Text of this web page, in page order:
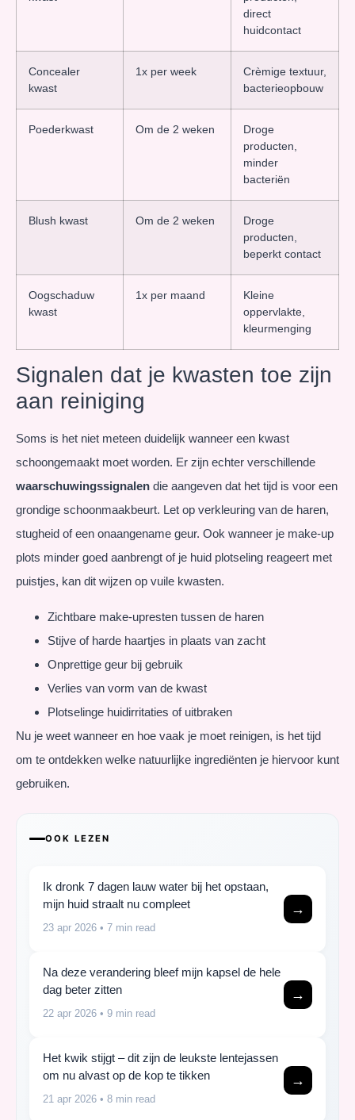
direct
huidcontact
Concealer
kwast
1x per week
Crèmige textuur,
bacterieopbouw
Poederkwast Om de 2 weken
Droge
producten,
minder
bacteriën
Blush kwast Om de 2 weken
Droge
producten,
beperkt contact
Oogschaduw
kwast
1x per maand
Kleine
oppervlakte,
kleurmenging
Signalen dat je kwasten toe zijn
aan reiniging
Soms is het niet meteen duidelijk wanneer een kwast
schoongemaakt moet worden. Er zijn echter verschillende
waarschuwingssignalen die aangeven dat het tijd is voor een
grondige schoonmaakbeurt. Let op verkleuring van de haren,
stugheid of een onaangename geur. Ook wanneer je make-up
plots minder goed aanbrengt of je huid plotseling reageert met
puistjes, kan dit wijzen op vuile kwasten.
Zichtbare make-upresten tussen de haren
Stijve of harde haartjes in plaats van zacht
Onprettige geur bij gebruik
Verlies van vorm van de kwast
Plotselinge huidirritaties of uitbraken
Nu je weet wanneer en hoe vaak je moet reinigen, is het tijd
om te ontdekken welke natuurlijke ingrediënten je hiervoor kunt
gebruiken.
OOK LEZEN
Ik dronk 7 dagen lauw water bij het opstaan,
mijn huid straalt nu compleet
23 apr 2026 • 7 min read
→
Na deze verandering bleef mijn kapsel de hele
dag beter zitten
22 apr 2026 • 9 min read
→
Het kwik stijgt – dit zijn de leukste lentejassen
om nu alvast op de kop te tikken
21 apr 2026 • 8 min read
→